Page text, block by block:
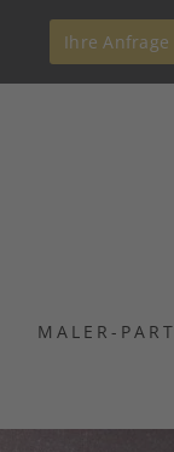
Ihre Anfrage
MALER-